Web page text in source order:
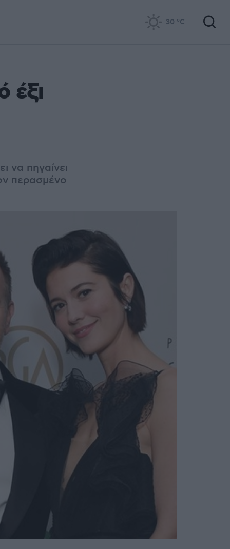
30 °C
έξι
να πηγαίνει
περασμένο